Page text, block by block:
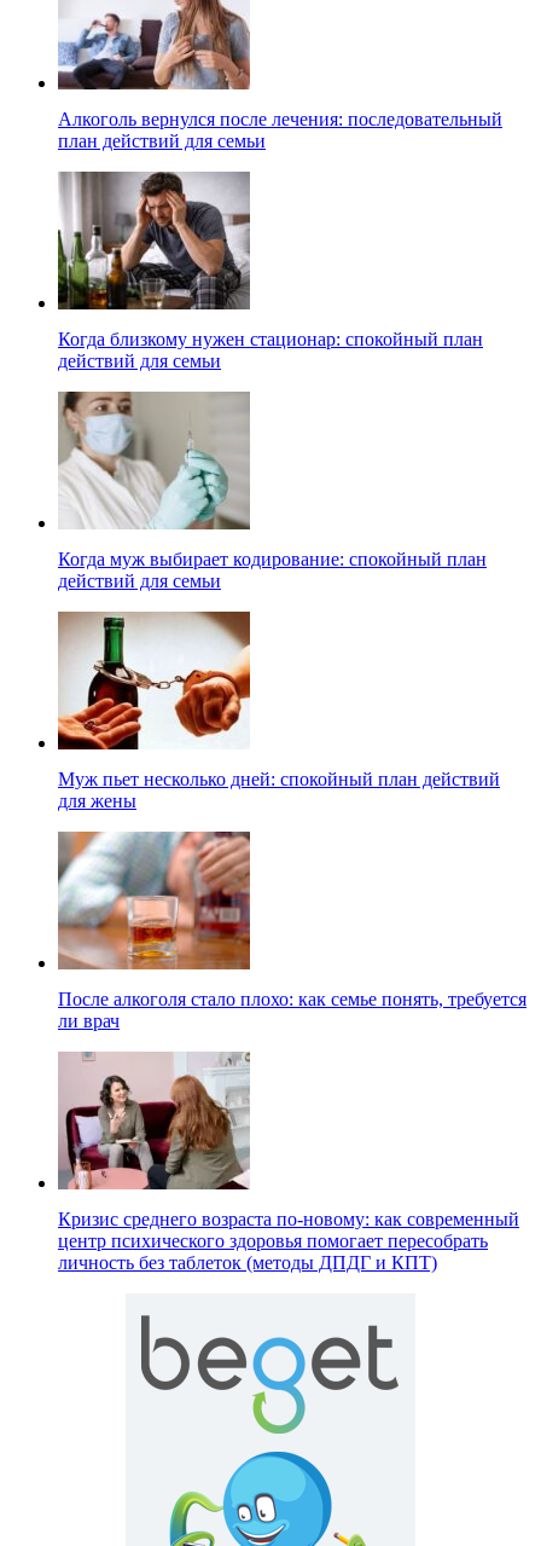
Алкоголь вернулся после лечения: последовательный
план действий для семьи
Когда близкому нужен стационар: спокойный план
действий для семьи
Когда муж выбирает кодирование: спокойный план
действий для семьи
Муж пьет несколько дней: спокойный план действий
для жены
После алкоголя стало плохо: как семье понять, требуется
ли врач
Кризис среднего возраста по-новому: как современный
центр психического здоровья помогает пересобрать
личность без таблеток (методы ДПДГ и КПТ)